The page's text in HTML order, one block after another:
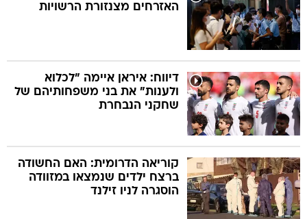
האזרחים מצנזורת הרשויות
דיווח: איראן איימה "לכלוא
ולענות" את בני משפחותיהם של
שחקני הנבחרת
קוריאה הדרומית: האם החשודה
ברצח ילדים שנמצאו במזוודה
הוסגרה לניו זילנד